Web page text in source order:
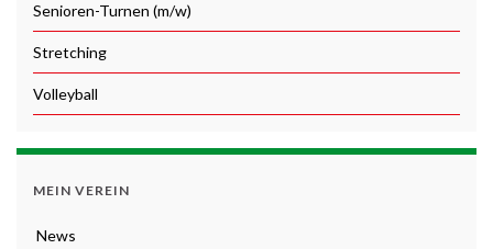
Senioren-Turnen (m/w)
Stretching
Volleyball
MEIN VEREIN
News